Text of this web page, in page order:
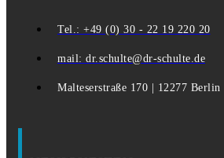
Tel.: +49 (0) 30 - 22 19 220 20
mail: dr.schulte@dr-schulte.de
Malteserstraße 170 | 12277 Berlin